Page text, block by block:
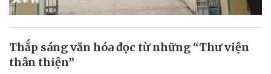
Thắp sáng văn hóa đọc từ những “Thư viện
thân thiện”